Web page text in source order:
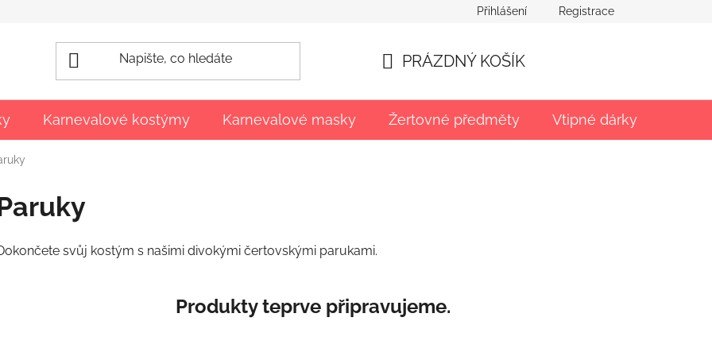
Přihlášení Registrace
KOŠÍK
PRÁZDNÝ KOŠÍK
Karnevalové kostýmy Karnevalové masky Žertovné předměty Vtipné dárky
svůj kostým s našimi divokými čertovskými parukami.
Produkty teprve připravujeme.